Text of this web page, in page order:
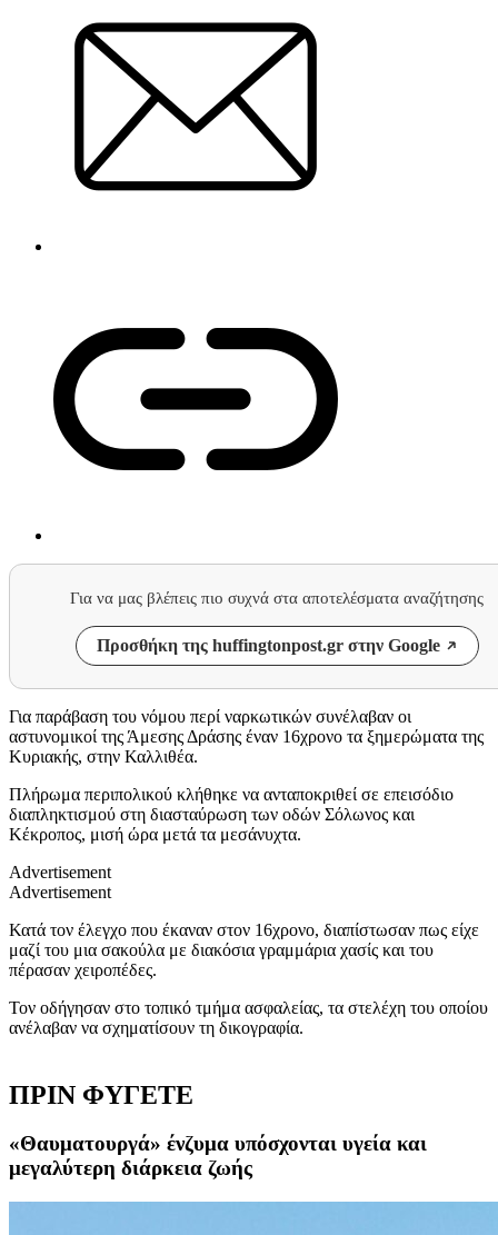
Για να μας βλέπεις πιο συχνά στα αποτελέσματα αναζήτησης
Προσθήκη της huffingtonpost.gr στην Google
Για παράβαση του νόμου περί ναρκωτικών συνέλαβαν οι
αστυνομικοί της Άμεσης Δράσης έναν 16χρονο τα ξημερώματα της
Κυριακής, στην Καλλιθέα.
Πλήρωμα περιπολικού κλήθηκε να ανταποκριθεί σε επεισόδιο
διαπληκτισμού στη διασταύρωση των οδών Σόλωνος και
Κέκροπος, μισή ώρα μετά τα μεσάνυχτα.
Advertisement
Advertisement
Κατά τον έλεγχο που έκαναν στον 16χρονο, διαπίστωσαν πως είχε
μαζί του μια σακούλα με διακόσια γραμμάρια χασίς και του
πέρασαν χειροπέδες.
Τον οδήγησαν στο τοπικό τμήμα ασφαλείας, τα στελέχη του οποίου
ανέλαβαν να σχηματίσουν τη δικογραφία.
ΠΡΙΝ ΦΥΓΕΤΕ
«Θαυματουργά» ένζυμα υπόσχονται υγεία και
μεγαλύτερη διάρκεια ζωής